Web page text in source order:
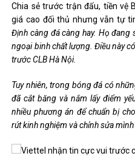
Chia sẻ trước trận đấu, tiền vệ
giá cao đối thủ nhưng vẫn tự
Định càng đá càng hay. Họ đang
ngoại binh chất lượng. Điều này
trước CLB Hà Nội.
Tuy nhiên, trong bóng đá có
đã cắt băng và nắm lấy điểm
nhiều phương án để chuẩn bị
rút kinh nghiệm và chỉnh sửa